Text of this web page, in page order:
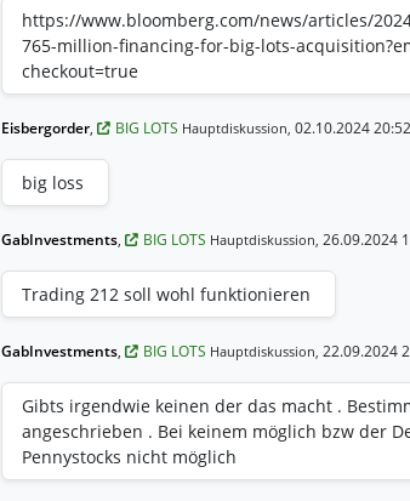
https://www.bloomberg.com/news/articles/
765-million-financing-for-big-lots-
checkout=true
Eisbergorder, BIG LOTS Hauptdiskussion, 02.10.2024
big loss
GabInvestments, BIG LOTS Hauptdiskussion, 26.09.2024
Trading 212 soll wohl funktionieren
GabInvestments, BIG LOTS Hauptdiskussion, 22.09.2024
Gibts irgendwie keinen der das macht .
angeschrieben . Bei keinem möglich bzw der
Pennystocks nicht möglich